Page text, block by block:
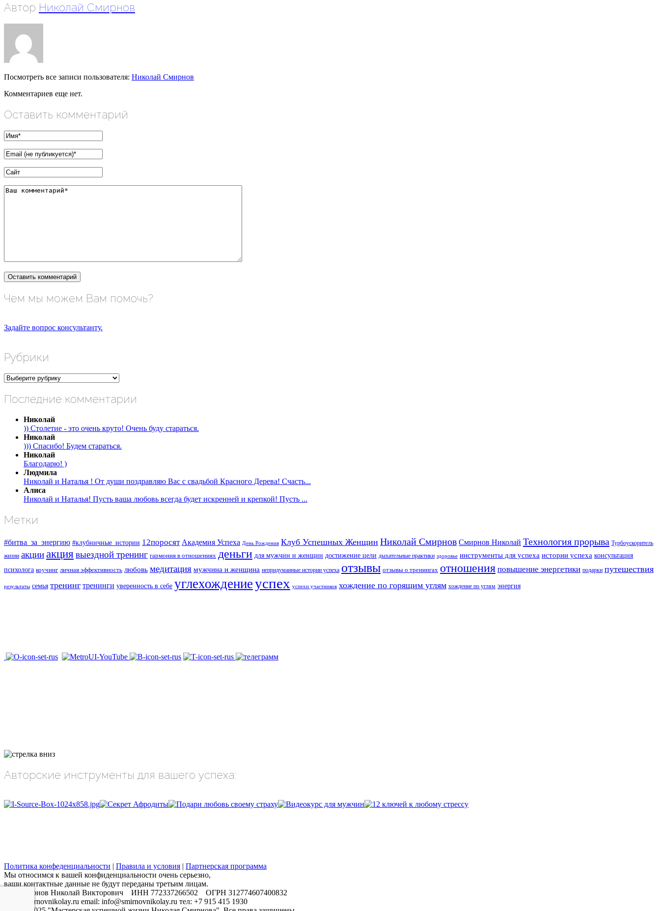
Автор Николай Смирнов
Посмотреть все записи пользователя: Николай Смирнов
Комментариев еще нет.
Оставить комментарий
Чем мы можем Вам помочь?
Задайте вопрос консультанту.
Рубрики
Рубрики
Последние комментарии
Николай
)) Столетие - это очень круто! Очень буду стараться.
Николай
))) Спасибо! Будем стараться.
Николай
Благодарю! )
Людмила
Николай и Наталья ! От души поздравляю Вас с свадьбой Красного Дерева! Счасть...
Алиса
Николай и Наталья! Пусть ваша любовь всегда будет искренней и крепкой! Пусть ...
Метки
#битва_за_энергию #клубничные_истории 12поросят Академия Успеха День Рождения Клуб Успешных Женщин Николай Смирнов Смирнов Николай Технология прорыва Турбоускоритель
жизни акцииакция выездной тренинг гармония в отношениях деньги для мужчин и женщин достижение цели дыхательные практики здоровье инструменты для успеха истории успеха консультация
психолога коучинг личная эффективность любовь медитация мужчина и женщина непридуманные истории успеха отзывы отзывы о тренингах отношения повышение энергетики подарки путешествия
результаты семья тренинг тренинги уверенность в себе углехождениеуспех успехи участников хождение по горящим углям хождение по углям энергия
Авторские инструменты для вашего успеха:
Политика конфеденциальности | Правила и условия | Партнерская программа
Мы относимся к вашей конфиденциальности очень серьезно,
ваши контактные данные не будут переданы третьим лицам.
​ИП Смирнов Николай Викторович ИНН 772337266502 ОГРН 312774607400832
www.smirnovnikolay.ru email: info@smirnovnikolay.ru тел: +7 915 415 1930